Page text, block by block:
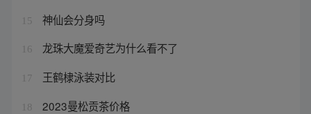
15 神仙会分身吗
16 龙珠大魔爱奇艺为什么看不了
17 王鹤棣泳装对比
18 2023曼松贡茶价格